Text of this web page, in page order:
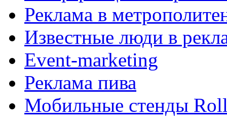
Реклама в
Известные люди в
Event-marketing
Реклама пива
Мобильные стенды